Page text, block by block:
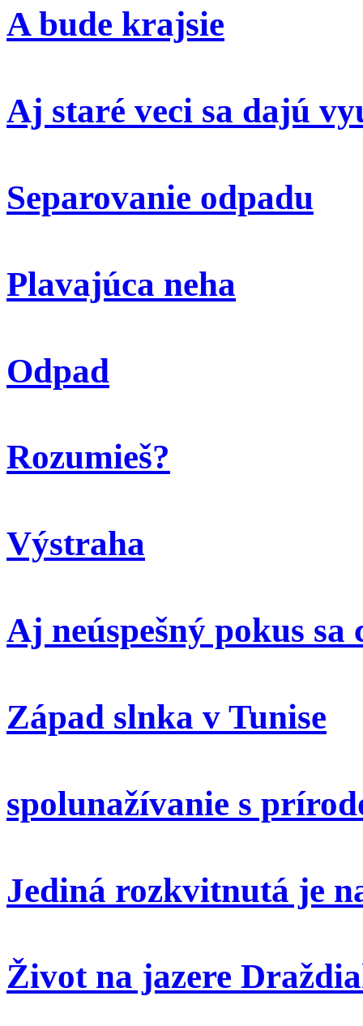
A bude krajsie
Aj staré veci sa dajú
Separovanie odpadu
Plavajúca neha
Odpad
Rozumieš?
Výstraha
Aj neúspešný pokus sa
Západ slnka v Tunise
spolunažívanie s
Jediná rozkvitnutá je
Život na jazere